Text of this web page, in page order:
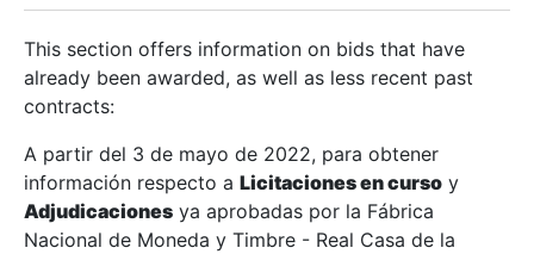
Show/Hide
Show/Hide
This section offers information on bids that have
already been awarded, as well as less recent past
contracts:
A partir del 3 de mayo de 2022, para obtener
información respecto a Licitaciones en curso y
Adjudicaciones ya aprobadas por la Fábrica
Nacional de Moneda y Timbre - Real Casa de la